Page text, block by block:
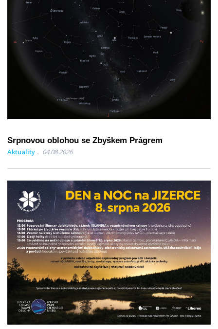
Srpnovou oblohou se Zbyškem Prágrem
Aktuality 04.08.2026